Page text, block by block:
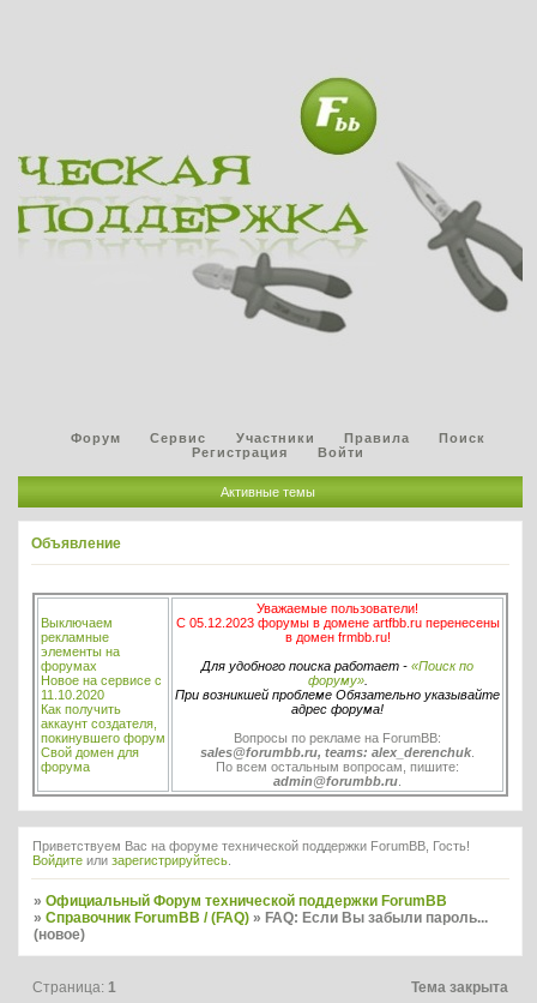
Форум Сервис Участники Правила
Поиск
Регистрация
Войти
Активные темы
Объявление
Выключаем
рекламные
элементы на
форумах
Новое на сервисе с
11.10.2020
Как получить
аккаунт создателя,
покинувшего форум
Свой домен для
форума
Уважаемые пользователи!
С 05.12.2023 форумы в домене artfbb.ru перенесены
в домен frmbb.ru!
Для удобного поиска работает - «Поиск по
форуму».
При возникшей проблеме Обязательно указывайте
адрес форума!
Вопросы по рекламе на ForumBB:
sales@forumbb.ru, teams: alex_derenchuk
По всем остальным вопросам, пишите:
admin@forumbb.ru
Приветствуем Вас на форуме технической поддержки ForumBB, Гость!
Войдите или зарегистрируйтесь
»Официальный Форум технической поддержки ForumBB
»Справочник ForumBB / (FAQ) »FAQ: Если Вы забыли пароль...
(новое)
Страница:1 Тема закрыта